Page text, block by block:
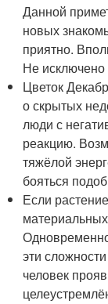
Данной
новых
приятно.
Не
Цветок
о скрытых
люди с
реакцию.
тяжёлой
бояться
Если
эти
человек